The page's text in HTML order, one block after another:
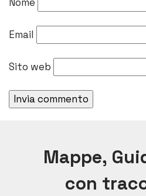
Email
Sito web
Mappe,
con